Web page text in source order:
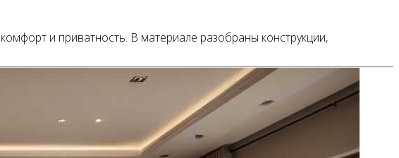
и приватность. В материале разобраны конструкции,